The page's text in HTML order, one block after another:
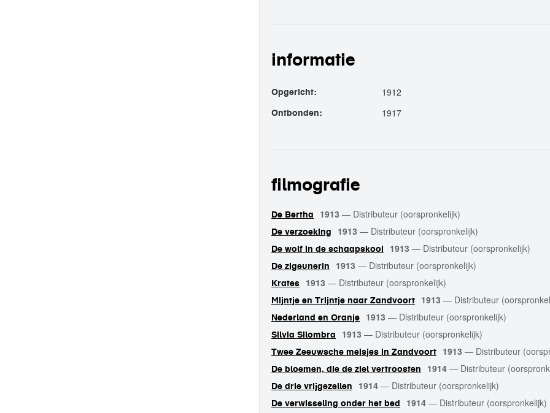
informatie
Opgericht: 1912
Ontbonden: 1917
filmografie
De Bertha 1913 — Distributeur (oorspronkelijk)
De verzoeking 1913 — Distributeur (oorspronkelijk)
De wolf in de schaapskooi 1913 — Distributeur (oorspronkelijk)
De zigeunerin 1913 — Distributeur (oorspronkelijk)
Krates 1913 — Distributeur (oorspronkelijk)
Mijntje en Trijntje naar Zandvoort 1913 — Distributeur
Nederland en Oranje 1913 — Distributeur (oorspronkelijk)
Silvia Silombra 1913 — Distributeur (oorspronkelijk)
Twee Zeeuwsche meisjes in Zandvoort 1913 — Distributeur
De bloemen, die de ziel vertroosten 1914 — Distributeur
De drie vrijgezellen 1914 — Distributeur (oorspronkelijk)
De verwisseling onder het bed 1914 — Distributeur (oorspronkelijk)